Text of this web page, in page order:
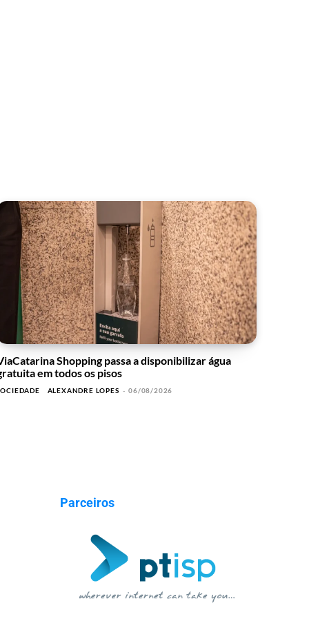
Shopping passa a disponibilizar água
em todos os pisos
ALEXANDRE LOPES - 06/08/2026
Parceiros